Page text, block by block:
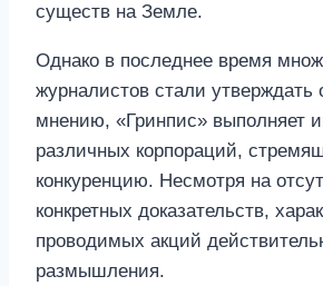
существ на Земле.
Однако в последнее время
журналистов стали утверждать
мнению, «Гринпис» выполняет
различных корпораций,
конкуренцию. Несмотря на
конкретных доказательств,
проводимых акций
размышления.